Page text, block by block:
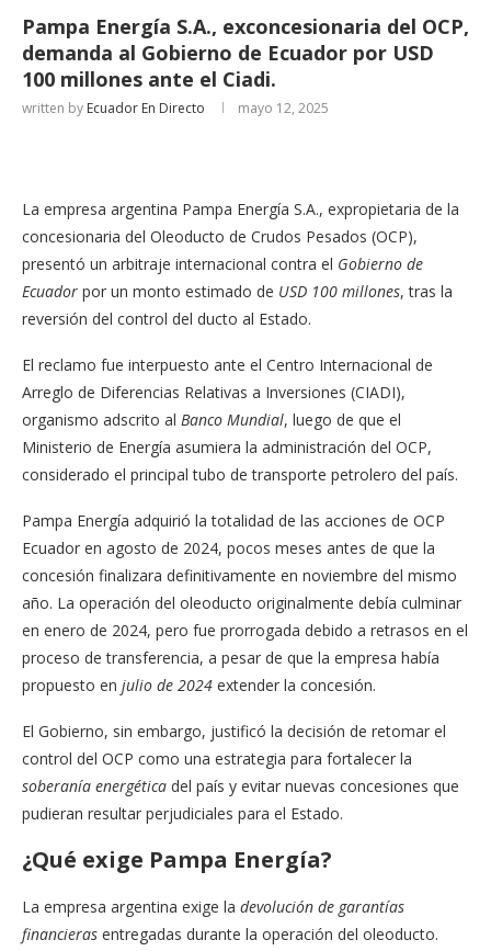
Pampa Energía S.A., exconcesionaria del OCP,
demanda al Gobierno de Ecuador por USD
100 millones ante el Ciadi.
written by Ecuador En Directo mayo 12, 2025
La empresa argentina Pampa Energía S.A., expropietaria de la
concesionaria del Oleoducto de Crudos Pesados (OCP),
presentó un arbitraje internacional contra el Gobierno de
Ecuador por un monto estimado de USD 100 millones, tras la
reversión del control del ducto al Estado.
El reclamo fue interpuesto ante el Centro Internacional de
Arreglo de Diferencias Relativas a Inversiones (CIADI),
organismo adscrito al Banco Mundial, luego de que el
Ministerio de Energía asumiera la administración del OCP,
considerado el principal tubo de transporte petrolero del país.
Pampa Energía adquirió la totalidad de las acciones de OCP
Ecuador en agosto de 2024, pocos meses antes de que la
concesión finalizara definitivamente en noviembre del mismo
año. La operación del oleoducto originalmente debía culminar
en enero de 2024, pero fue prorrogada debido a retrasos en el
proceso de transferencia, a pesar de que la empresa había
propuesto en julio de 2024 extender la concesión.
El Gobierno, sin embargo, justificó la decisión de retomar el
control del OCP como una estrategia para fortalecer la
soberanía energética del país y evitar nuevas concesiones que
pudieran resultar perjudiciales para el Estado.
¿Qué exige Pampa Energía?
La empresa argentina exige la devolución de garantías
financieras entregadas durante la operación del oleoducto.